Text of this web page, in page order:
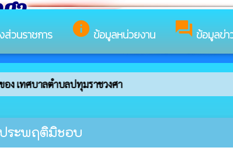
ส่วนราชการ info ข้อมูลหน่วยงาน forum ข้อมูลข่า
า
ง เทศบาลตำบลปทุมราชวงศา
ประพฤติมิชอบ